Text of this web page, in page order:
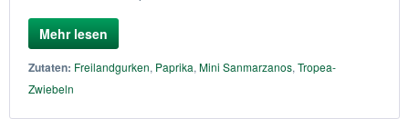
Mehr lesen
Zutaten: Freilandgurken, Paprika, Mini Sanmarzanos, Tropea-
Zwiebeln